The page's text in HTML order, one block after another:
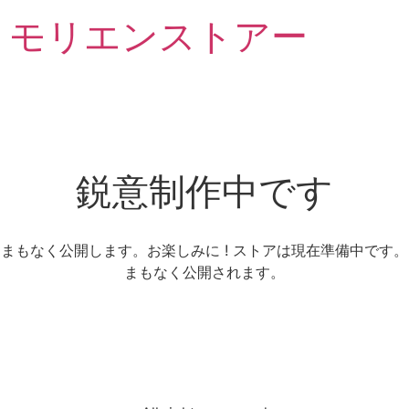
モリエンストアー
鋭意制作中です
まもなく公開します。お楽しみに ! ストアは現在準備中です。
まもなく公開されます。